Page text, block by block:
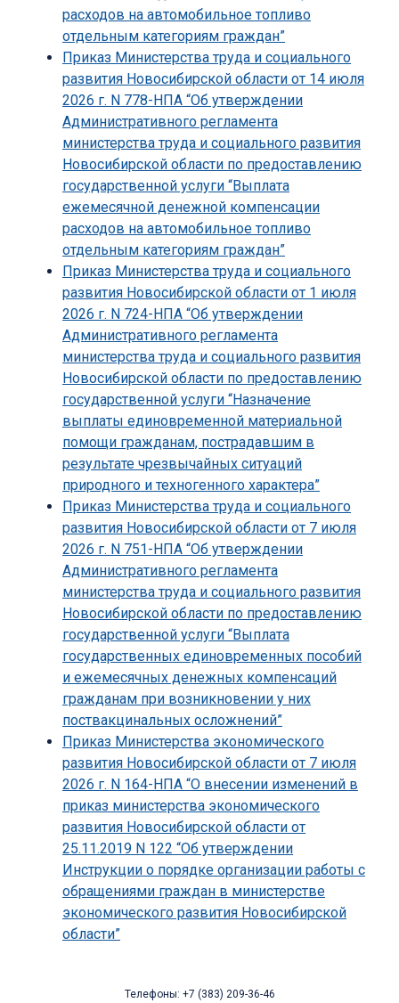
расходов на автомобильное топливо
отдельным категориям граждан”
Приказ Министерства труда и социального
развития Новосибирской области от 14 июля
2026 г. N 778-НПА “Об утверждении
Административного регламента
министерства труда и социального развития
Новосибирской области по предоставлению
государственной услуги “Выплата
ежемесячной денежной компенсации
расходов на автомобильное топливо
отдельным категориям граждан”
Приказ Министерства труда и социального
развития Новосибирской области от 1 июля
2026 г. N 724-НПА “Об утверждении
Административного регламента
министерства труда и социального развития
Новосибирской области по предоставлению
государственной услуги “Назначение
выплаты единовременной материальной
помощи гражданам, пострадавшим в
результате чрезвычайных ситуаций
природного и техногенного характера”
Приказ Министерства труда и социального
развития Новосибирской области от 7 июля
2026 г. N 751-НПА “Об утверждении
Административного регламента
министерства труда и социального развития
Новосибирской области по предоставлению
государственной услуги “Выплата
государственных единовременных пособий
и ежемесячных денежных компенсаций
гражданам при возникновении у них
поствакцинальных осложнений”
Приказ Министерства экономического
развития Новосибирской области от 7 июля
2026 г. N 164-НПА “О внесении изменений в
приказ министерства экономического
развития Новосибирской области от
25.11.2019 N 122 “Об утверждении
Инструкции о порядке организации работы с
обращениями граждан в министерстве
экономического развития Новосибирской
области”
Телефоны: +7 (383) 209-36-46